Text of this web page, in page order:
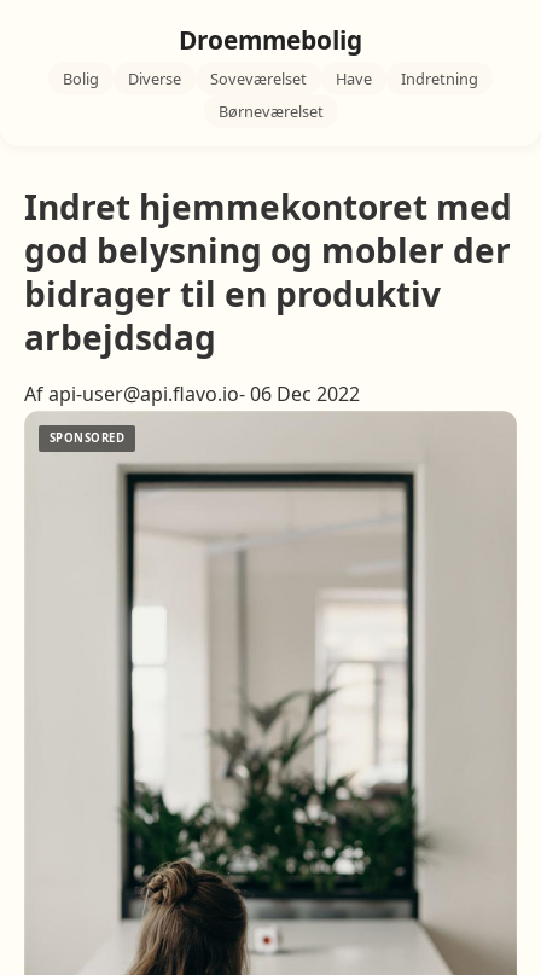
Droemmebolig
Bolig Diverse Soveværelset Have
Indretning
Børneværelset
Indret hjemmekontoret med
god belysning og mobler der
bidrager til en produktiv
arbejdsdag
Af api-user@api.flavo.io- 06 Dec 2022